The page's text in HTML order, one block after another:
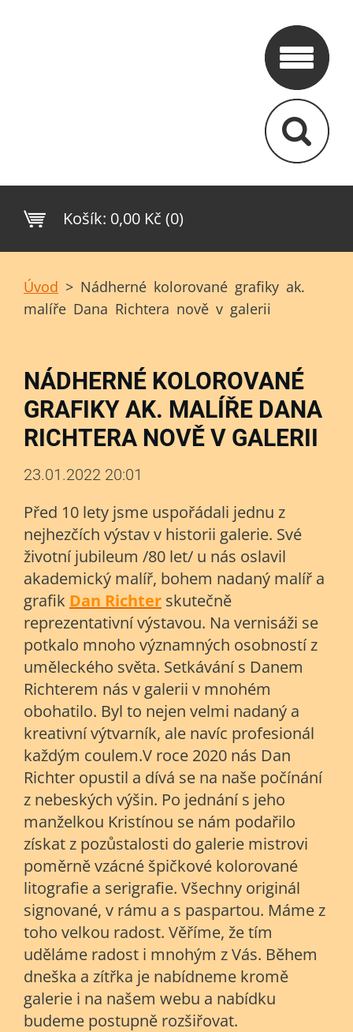
Košík: 0,00 Kč (0)
Úvod > Nádherné kolorované grafiky ak.
malíře Dana Richtera nově v galerii
NÁDHERNÉ KOLOROVANÉ
GRAFIKY AK. MALÍŘE DANA
RICHTERA NOVĚ V GALERII
23.01.2022 20:01
Před 10 lety jsme uspořádali jednu z
nejhezčích výstav v historii galerie. Své
životní jubileum /80 let/ u nás oslavil
akademický malíř, bohem nadaný malíř a
grafik Dan Richter skutečně
reprezentativní výstavou. Na vernisáži se
potkalo mnoho významných osobností z
uměleckého světa. Setkávání s Danem
Richterem nás v galerii v mnohém
obohatilo. Byl to nejen velmi nadaný a
kreativní výtvarník, ale navíc profesionál
každým coulem.V roce 2020 nás Dan
Richter opustil a dívá se na naše počínání
z nebeských výšin. Po jednání s jeho
manželkou Kristínou se nám podařilo
získat z pozůstalosti do galerie mistrovi
poměrně vzácné špičkové kolorované
litografie a serigrafie. Všechny originál
signované, v rámu a s paspartou. Máme z
toho velkou radost. Věříme, že tím
uděláme radost i mnohým z Vás. Během
dneška a zítřka je nabídneme kromě
galerie i na našem webu a nabídku
budeme postupně rozšiřovat.